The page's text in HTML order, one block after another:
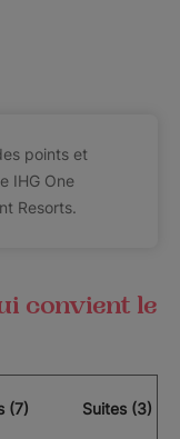
points et
IHG One
Resorts.
convient le
(7) Suites (3)